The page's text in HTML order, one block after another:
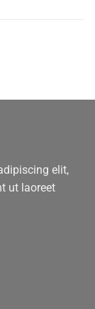
elit,
ut laoreet